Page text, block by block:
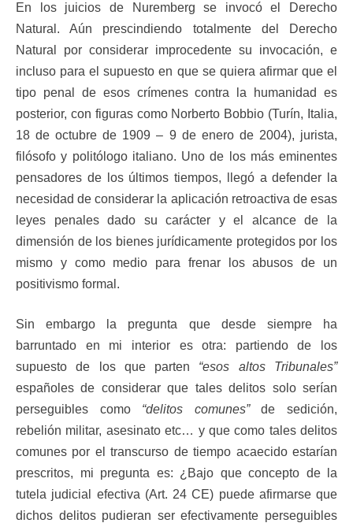
En los juicios de Nuremberg se invocó el Derecho
Natural. Aún prescindiendo totalmente del Derecho
Natural por considerar improcedente su invocación, e
incluso para el supuesto en que se quiera afirmar que el
tipo penal de esos crímenes contra la humanidad es
posterior, con figuras como Norberto Bobbio (Turín, Italia,
18 de octubre de 1909 – 9 de enero de 2004), jurista,
filósofo y politólogo italiano. Uno de los más eminentes
pensadores de los últimos tiempos, llegó a defender la
necesidad de considerar la aplicación retroactiva de esas
leyes penales dado su carácter y el alcance de la
dimensión de los bienes jurídicamente protegidos por los
mismo y como medio para frenar los abusos de un
positivismo formal.
Sin embargo la pregunta que desde siempre ha
barruntado en mi interior es otra: partiendo de los
supuesto de los que parten “esos altos Tribunales”
españoles de considerar que tales delitos solo serían
perseguibles como “delitos comunes”de sedición,
rebelión militar, asesinato etc… y que como tales delitos
comunes por el transcurso de tiempo acaecido estarían
prescritos, mi pregunta es: ¿Bajo que concepto de la
tutela judicial efectiva (Art. 24 CE) puede afirmarse que
dichos delitos pudieran ser efectivamente perseguibles